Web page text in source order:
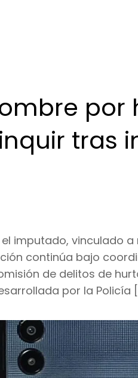
por
tras
imputado, vinculado
continúa bajo
de delitos de
por la Policía